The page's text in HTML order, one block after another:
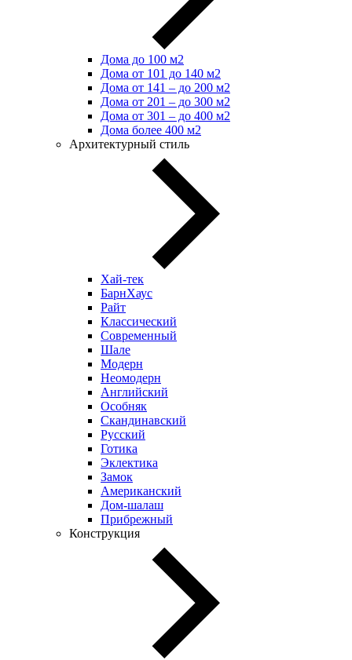
Дома до 100 м2
Дома от 101 до 140 м2
Дома от 141 – до 200 м2
Дома от 201 – до 300 м2
Дома от 301 – до 400 м2
Дома более 400 м2
Архитектурный стиль
Хай-тек
БарнХаус
Райт
Классический
Современный
Шале
Модерн
Неомодерн
Английский
Особняк
Скандинавский
Русский
Готика
Эклектика
Замок
Американский
Дом-шалаш
Прибрежный
Конструкция